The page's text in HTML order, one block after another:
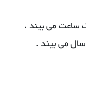
ساعت می بیند ،
می بیند .